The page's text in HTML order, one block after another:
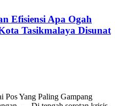
Efisiensi Apa Ogah
Tasikmalaya Disunat
Pos Yang Paling Gampang